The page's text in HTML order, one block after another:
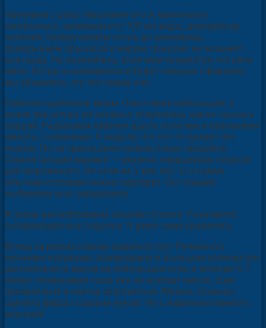
Начинаем с риса. Насыпаем его в маленькую
кастрюльку, заливаем его 100 мл воды, доводим до
кипения, прикручиваем огонь до минимума,
прикрываем крышкой и варим, пока рис не возьмет
всю воду. Не волнуйтесь, если вам покажется, что риса
мало. Когда он разварится и будет смешан с фаршем,
вы убедитесь, что это самое оно.
Кабачки тщательно моем. Они у меня небольшие, я
взяла три штуки, из которых получилось шесть сытных
порций. Разрезаем кабачки вдоль пополам и извлекаем
мякоть с семенами. Я видела, что кто-то делает это
ножом. Но на самом деле ножом очень неудобно.
Самый лучший вариант – извлечь сердцевину ложкой
для мороженого. Но если ее у вас нет, то и самая
обычная столовая ложка подойдет. Ею сначала
выбираем всю серцевинку.
А затем выскабливаем лишние остатки. Получается
супераккуратные лодочки. Я даже сама удивилась.
Вслед за рисом ставим жариться лук. Режем его
мелкими кубиками, обжариваем в большом количестве
растительного масла на небольшом огне в течение 5-7
минут, помешивая, пока лук не впитает масло, став
прозрачным и слегка золотистым. Можно, конечно,
сделать фарш с сырым луком. Но с жареным намного
вкусней!